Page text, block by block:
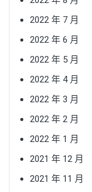
2022 年 7 月
2022 年 6 月
2022 年 5 月
2022 年 4 月
2022 年 3 月
2022 年 2 月
2022 年 1 月
2021 年 12 月
2021 年 11 月